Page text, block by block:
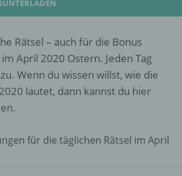
Rätsel – auch für die Bonus
April 2020 Ostern. Jeden Tag
Wenn du wissen willst, wie die
lautet, dann kannst du hier
für die täglichen Rätsel im April